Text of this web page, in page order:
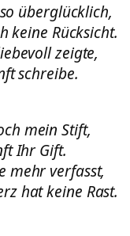
überglücklich,
keine Rücksicht.
zeigte,
schreibe.
mein Stift,
Ihr Gift.
mehr verfasst,
hat keine Rast.